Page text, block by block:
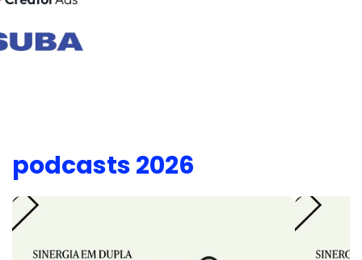
podcasts 2026